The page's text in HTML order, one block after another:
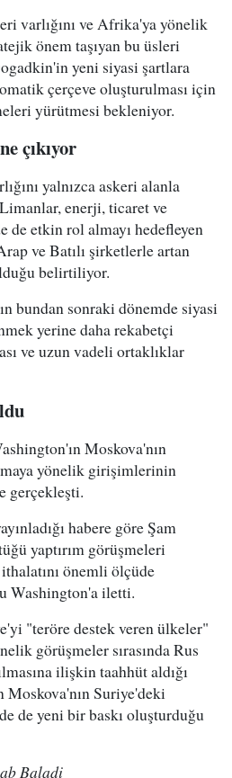
varlığını ve Afrika'ya yönelik
önem taşıyan bu üsleri
yeni siyasi şartlara
çerçeve oluşturulması için
yürütmesi bekleniyor.
çıkıyor
yalnızca askeri alanla
enerji, ticaret ve
de etkin rol almayı hedefleyen
ve Batılı şirketlerle artan
belirtiliyor.
bundan sonraki dönemde siyasi
yerine daha rekabetçi
ve uzun vadeli ortaklıklar
Moskova'nın
yönelik girişimlerinin
gerçekleşti.
habere göre Şam
yaptırım görüşmeleri
önemli ölçüde
Washington'a iletti.
"teröre destek veren ülkeler"
görüşmeler sırasında Rus
ilişkin taahhüt aldığı
Suriye'deki
de yeni bir baskı oluşturduğu
Baladi